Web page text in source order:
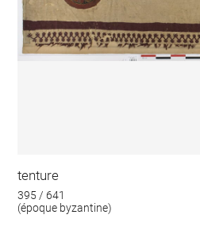
tenture
395 / 641
(époque byzantine)